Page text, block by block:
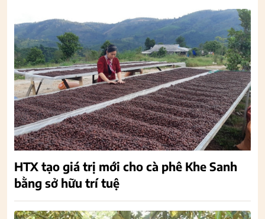
HTX tạo giá trị mới cho cà phê Khe Sanh
bằng sở hữu trí tuệ